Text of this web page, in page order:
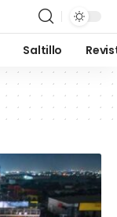
Saltillo